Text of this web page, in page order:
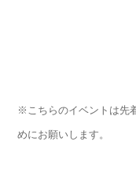
※こちらのイベントは先
めにお願いします。